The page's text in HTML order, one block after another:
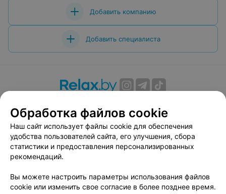
Добавить компанию
Добавить специалиста
Вакансии
Публичный договор
Способы оплаты
Публичный договор по использованию сервиса
«Афиша»
Пользовательское соглашение
Связаться по вопросам сотрудничества
Обработка файлов cookie
Наш сайт использует файлы cookie для обеспечения
удобства пользователей сайта, его улучшения, сбора
статистики и предоставления персонализированных
рекомендаций.
Вы можете настроить параметры использования файлов
cookie или изменить свое согласие в более позднее время.